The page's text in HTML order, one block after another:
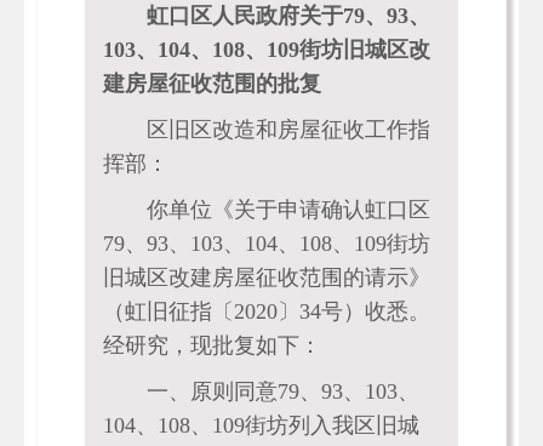
虹口区人民政府关于79、93、
103、104、108、109街坊旧城区改
建房屋征收范围的批复
区旧区改造和房屋征收工作指
挥部：
你单位《关于申请确认虹口区
79、93、103、104、108、109街坊
旧城区改建房屋征收范围的请示》
（虹旧征指〔2020〕34号）收悉。
经研究，现批复如下：
一、原则同意79、93、103、
104、108、109街坊列入我区旧城